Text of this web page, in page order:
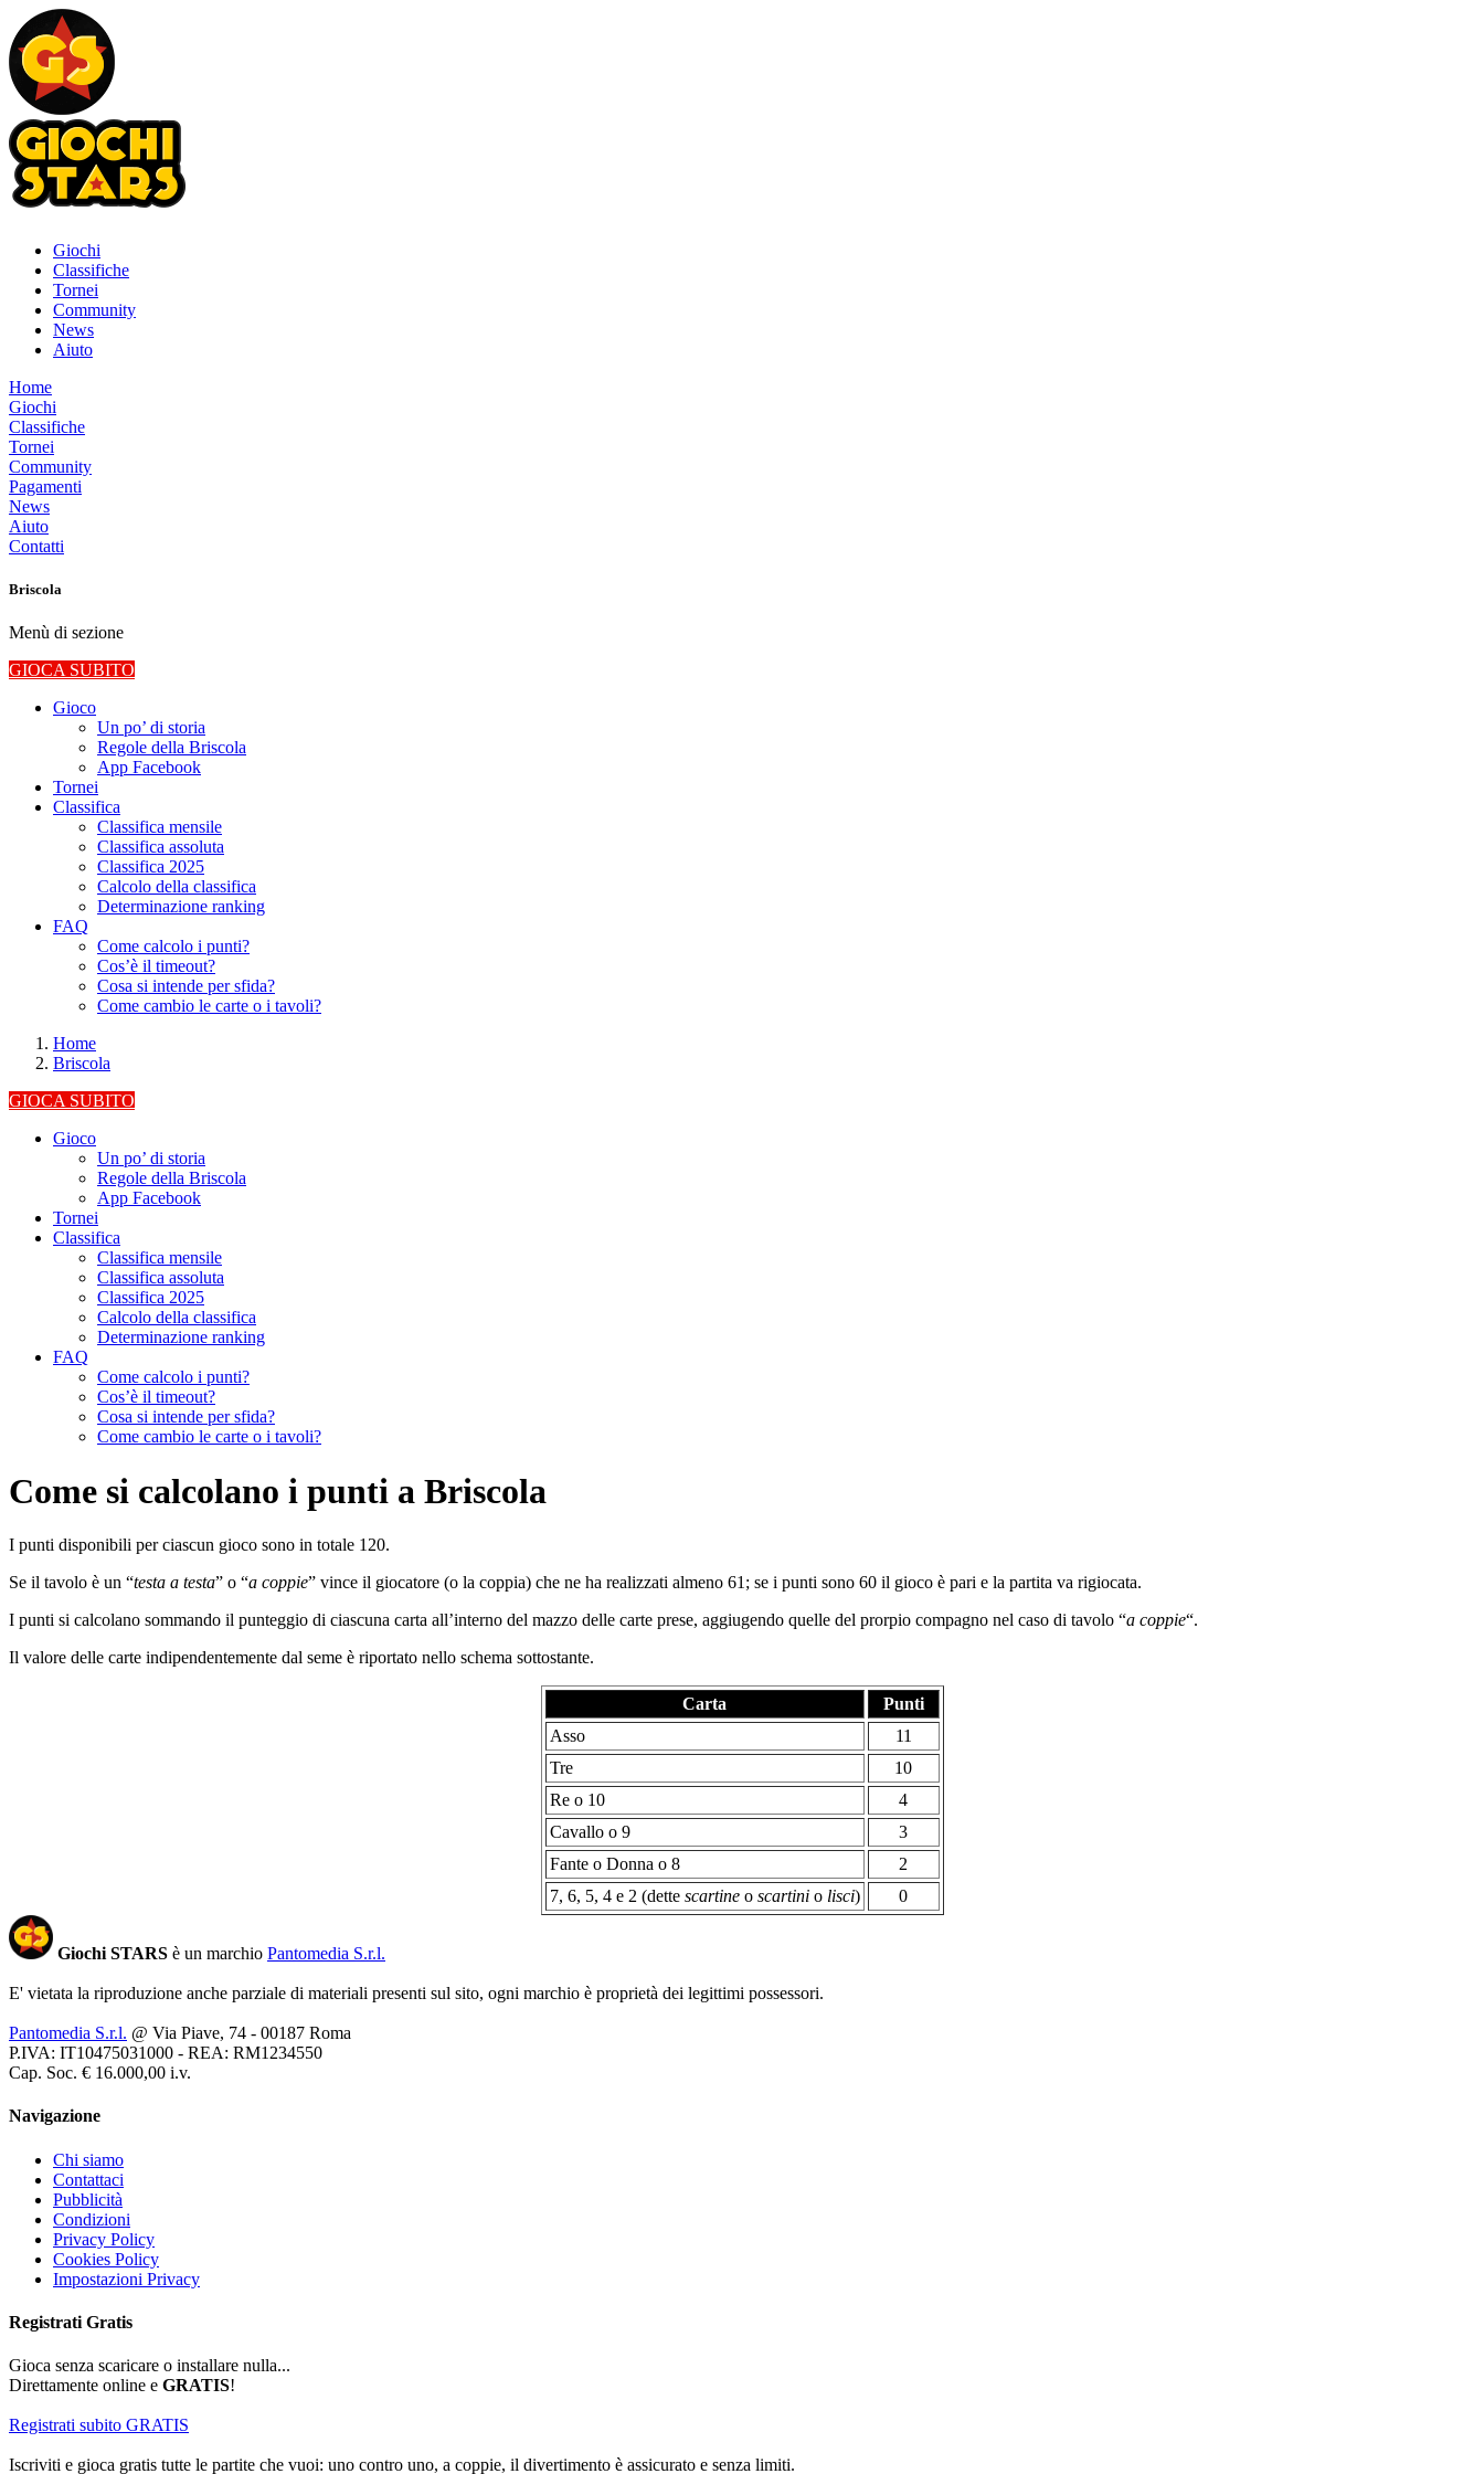
Giochi
Classifiche
Tornei
Community
News
Aiuto
Home
Giochi
Classifiche
Tornei
Community
Pagamenti
News
Aiuto
Contatti
Briscola
Menù di sezione
GIOCA SUBITO
Gioco
Un po’ di storia
Regole della Briscola
App Facebook
Tornei
Classifica
Classifica mensile
Classifica assoluta
Classifica 2025
Calcolo della classifica
Determinazione ranking
FAQ
Come calcolo i punti?
Cos’è il timeout?
Cosa si intende per sfida?
Come cambio le carte o i tavoli?
Home
Briscola
GIOCA SUBITO
Gioco
Un po’ di storia
Regole della Briscola
App Facebook
Tornei
Classifica
Classifica mensile
Classifica assoluta
Classifica 2025
Calcolo della classifica
Determinazione ranking
FAQ
Come calcolo i punti?
Cos’è il timeout?
Cosa si intende per sfida?
Come cambio le carte o i tavoli?
Come si calcolano i punti a Briscola
I punti disponibili per ciascun gioco sono in totale 120.
Se il tavolo è un “testa a testa” o “a coppie” vince il giocatore (o la coppia) che ne ha realizzati almeno 61; se i punti sono 60 il gioco è pari e la partita va rigiocata.
I punti si calcolano sommando il punteggio di ciascuna carta all’interno del mazzo delle carte prese, aggiugendo quelle del prorpio compagno nel caso di tavolo “a coppie“.
Il valore delle carte indipendentemente dal seme è riportato nello schema sottostante.
Carta
Punti
Asso
11
Tre
10
Re o 10
4
Cavallo o 9
3
Fante o Donna o 8
2
7, 6, 5, 4 e 2 (dette scartineo scartinio lisci) 0
Giochi STARS è un marchio Pantomedia S.r.l.
E' vietata la riproduzione anche parziale di materiali presenti sul sito, ogni marchio è proprietà dei legittimi possessori.
Pantomedia S.r.l. @ Via Piave, 74 - 00187 Roma
P.IVA: IT10475031000 - REA: RM1234550
Cap. Soc. € 16.000,00 i.v.
Navigazione
Chi siamo
Contattaci
Pubblicità
Condizioni
Privacy Policy
Cookies Policy
Impostazioni Privacy
Registrati Gratis
Gioca senza scaricare o installare nulla...
Direttamente online e GRATIS!
Registrati subito GRATIS
Iscriviti e gioca gratis tutte le partite che vuoi: uno contro uno, a coppie, il divertimento è assicurato e senza limiti.